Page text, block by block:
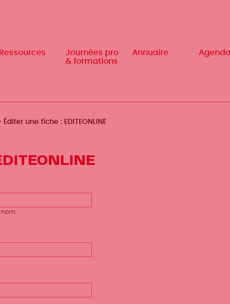
Ressources
Journées pro
& formations
Annuaire Agenda
Éditer une fiche : EDITEONLINE